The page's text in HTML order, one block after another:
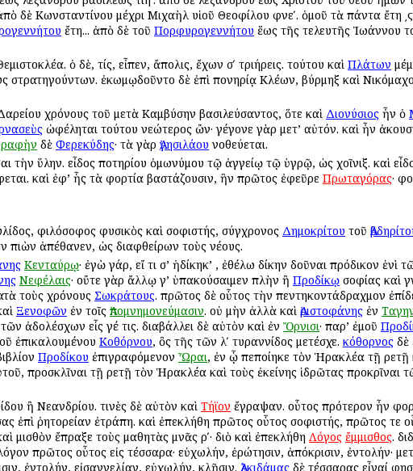
δὲ Κωνσταντίνου μέχρι Μιχαὴλ υἱοῦ Θεοφίλου φνεʹ. ὁμοῦ τὰ πάντα ἔτη
ἔτη... ἀπὸ δὲ τοῦ Πορφυρογεννήτου ἕως τῆς τελευτῆς Ἰωάννου
ὁ δὲ, τίς, εἶπεν, ἄπολις, ἔχων σʹ τριήρεις. τούτου καὶ Πλάτων
στρατηγούντων. ἐκωμῳδοῦντο δὲ ἐπὶ πονηρίᾳ Κλέων, βύρμηξ καὶ
χρόνους τοῦ μετὰ Καμβύσην βασιλεύσαντος, ὅτε καὶ Διονύσιος ἦν ὁ
ὠφέληται τούτου νεώτερος ὤν· γέγονε γὰρ μετ’ αὐτόν. καὶ ἦν
δὲ Φερεκύδης· τὰ γὰρἈγησιλάου νοθεύεται.
τὴν ὕλην. εἶδος ποτηρίου ὁμωνύμου τῷ ἀγγείῳ τῷ ὑγρῷ, ὡς χοῖνιξ. καὶ
καὶ ἐφ’ ἧς τὰ φορτία βαστάζουσιν, ἣν πρῶτος ἐφεῦρε Πρωταγόρας·
φιλόσοφος φυσικὸς καὶ σοφιστής, σύγχρονος Δημοκρίτου τοῦ
πιὼν ἀπέθανεν, ὡς διαφθείρων τοὺς νέους.
Κενταύρῳ· ἐγὼ γάρ, εἴ τι σ’ ἠδίκηκ’ , ἐθέλω δίκην δοῦναι πρόδικον ἑνὶ
Νεφέλαις· οὔτε γὰρ ἄλλῳ γ’ ὑπακούσαιμεν πλὴν ἢ Προδίκῳ σοφίας καὶ
τοὺς χρόνους Σωκράτους. πρῶτος δὲ οὗτος τὴν πεντηκοντάδραχμον
Ξενοφῶν ἐν τοῖς Ἀπομνημονεύμασιν. οὐ μὴν ἀλλὰ καὶ Ἀριστοφάνης ἐν
ἀδολέσχων εἷς γέ τις. διαβάλλει δὲ αὐτὸν καὶ ἐν Ὄρνισι· παρ’ ἐμοῦ
ἐπικαλουμένου Κοθόρνου, ὃς τῆς τῶν λʹ τυραννίδος μετέσχε. κόθορνος δὲ
Προδίκου ἐπιγραφόμενον Ὧραι, ἐν ᾧ πεποίηκε τὸν Ἡρακλέα τῇ Ἀρετῇ
προσκλῖναι τῇ Ἀρετῇ τὸν Ἡρακλέα καὶ τοὺς ἐκείνης ἱδρῶτας προκρῖναι
ἢ Νεανδρίου. τινὲς δὲ αὐτὸν καὶ Τήϊον ἔγραψαν. οὗτος πρότερον ἦν
ἐπὶ ῥητορείαν ἐτράπη. καὶ ἐπεκλήθη πρῶτος οὗτος σοφιστής, πρῶτος τε
μισθὸν ἔπραξε τοὺς μαθητὰς μνᾶς ρʹ· διὸ καὶ ἐπεκλήθη Λόγος ἔμμισθος.
πρῶτος οὗτος εἰς τέσσαρα· εὐχωλήν, ἐρώτησιν, ἀπόκρισιν, ἐντολήν·
ἐντολήν, εἰσαγγελίαν, εὐχωλήν, κλῆσιν. Ἀλκιδάμας δὲ τέσσαρας εἶναί